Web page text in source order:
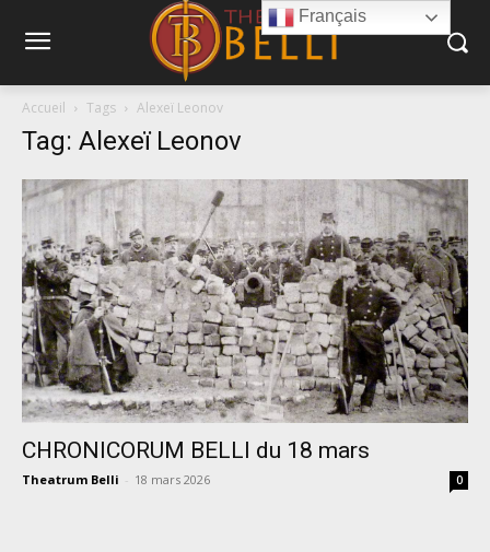
Accueil Tags Alexeï Leonov
Tag: Alexeï Leonov
CHRONICORUM BELLI du 18 mars
Theatrum Belli - 18 mars 2026 0
Français